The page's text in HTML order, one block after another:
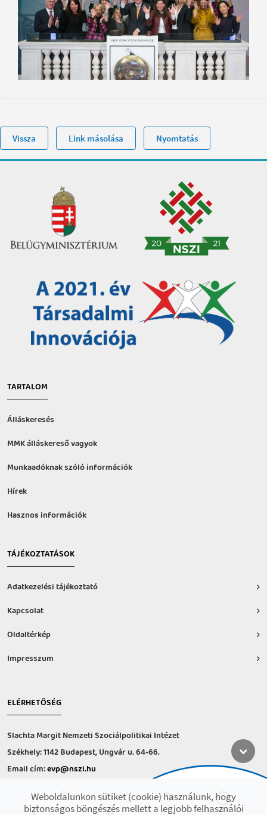
Vissza Link másolása Nyomtatás
TARTALOM
Álláskeresés
MMK álláskereső vagyok
Munkaadóknak szóló információk
Hírek
Hasznos információk
TÁJÉKOZTATÁSOK
Adatkezelési tájékoztató
Kapcsolat
Oldaltérkép
Impresszum
ELÉRHETŐSÉG
Slachta Margit Nemzeti Szociálpolitikai Intézet
Székhely: 1142 Budapest, Ungvár u. 64-66.
Email cím:evp@nszi.hu
hétfő-csütörtök: 8:00-16:00
Weboldalunkon sütiket (cookie) használunk, hogy
biztonságos böngészés mellett a legjobb felhasználói